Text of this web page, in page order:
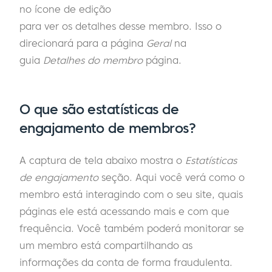
no ícone de edição
para ver os detalhes desse membro. Isso o
direcionará para a página Geral na
guia Detalhes do membropágina.
O que são estatísticas de
engajamento de membros?
A captura de tela abaixo mostra o Estatísticas
de engajamentoseção. Aqui você verá como o
membro está interagindo com o seu site, quais
páginas ele está acessando mais e com que
frequência. Você também poderá monitorar se
um membro está compartilhando as
informações da conta de forma fraudulenta.